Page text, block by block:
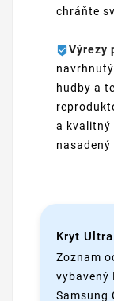
chráňte
Výrezy
hudby a
a kvalitný
nasadený
Kryt
Zoznam
vybavený
Samsung